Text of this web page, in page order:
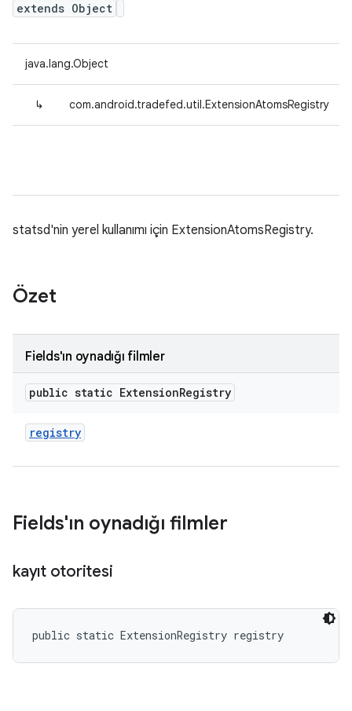
extends Object
java.lang.Object
↳ com.android.tradefed.util.ExtensionAtomsRegistry
statsd'nin yerel kullanımı için ExtensionAtomsRegistry.
Özet
Fields'ın oynadığı filmler
public static ExtensionRegistry
registry
Fields'ın oynadığı filmler
kayıt otoritesi
public static ExtensionRegistry registry